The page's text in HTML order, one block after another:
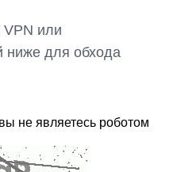
VPN или
ниже для обхода
не являетесь роботом